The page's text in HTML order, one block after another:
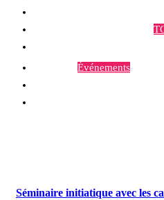
Événements
Séminaire initiatique avec les